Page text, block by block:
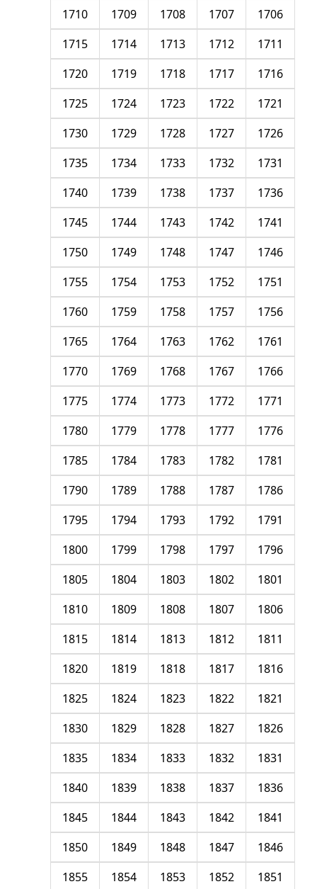
1706
1707
1708
1709
1710
1711
1712
1713
1714
1715
1716
1717
1718
1719
1720
1721
1722
1723
1724
1725
1726
1727
1728
1729
1730
1731
1732
1733
1734
1735
1736
1737
1738
1739
1740
1741
1742
1743
1744
1745
1746
1747
1748
1749
1750
1751
1752
1753
1754
1755
1756
1757
1758
1759
1760
1761
1762
1763
1764
1765
1766
1767
1768
1769
1770
1771
1772
1773
1774
1775
1776
1777
1778
1779
1780
1781
1782
1783
1784
1785
1786
1787
1788
1789
1790
1791
1792
1793
1794
1795
1796
1797
1798
1799
1800
1801
1802
1803
1804
1805
1806
1807
1808
1809
1810
1811
1812
1813
1814
1815
1816
1817
1818
1819
1820
1821
1822
1823
1824
1825
1826
1827
1828
1829
1830
1831
1832
1833
1834
1835
1836
1837
1838
1839
1840
1841
1842
1843
1844
1845
1846
1847
1848
1849
1850
1851
1852
1853
1854
1855